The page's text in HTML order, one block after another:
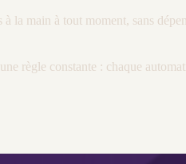
la main à tout moment, sans
règle constante : chaque